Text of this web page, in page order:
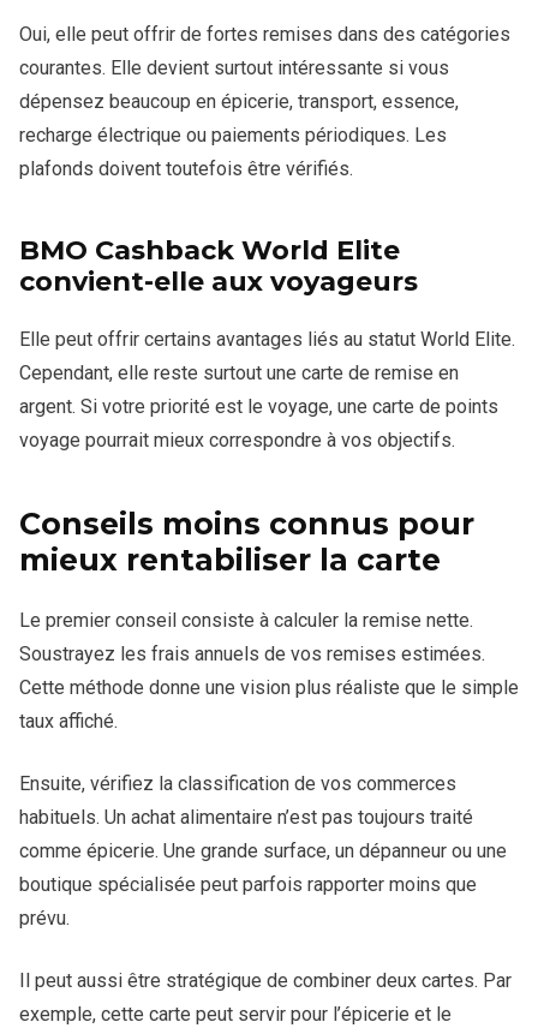
Oui, elle peut offrir de fortes remises dans des catégories
courantes. Elle devient surtout intéressante si vous
dépensez beaucoup en épicerie, transport, essence,
recharge électrique ou paiements périodiques. Les
plafonds doivent toutefois être vérifiés.
BMO Cashback World Elite
convient-elle aux voyageurs
Elle peut offrir certains avantages liés au statut World Elite.
Cependant, elle reste surtout une carte de remise en
argent. Si votre priorité est le voyage, une carte de points
voyage pourrait mieux correspondre à vos objectifs.
Conseils moins connus pour
mieux rentabiliser la carte
Le premier conseil consiste à calculer la remise nette.
Soustrayez les frais annuels de vos remises estimées.
Cette méthode donne une vision plus réaliste que le simple
taux affiché.
Ensuite, vérifiez la classification de vos commerces
habituels. Un achat alimentaire n’est pas toujours traité
comme épicerie. Une grande surface, un dépanneur ou une
boutique spécialisée peut parfois rapporter moins que
prévu.
Il peut aussi être stratégique de combiner deux cartes. Par
exemple, cette carte peut servir pour l’épicerie et le